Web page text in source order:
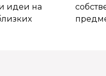
идеи на